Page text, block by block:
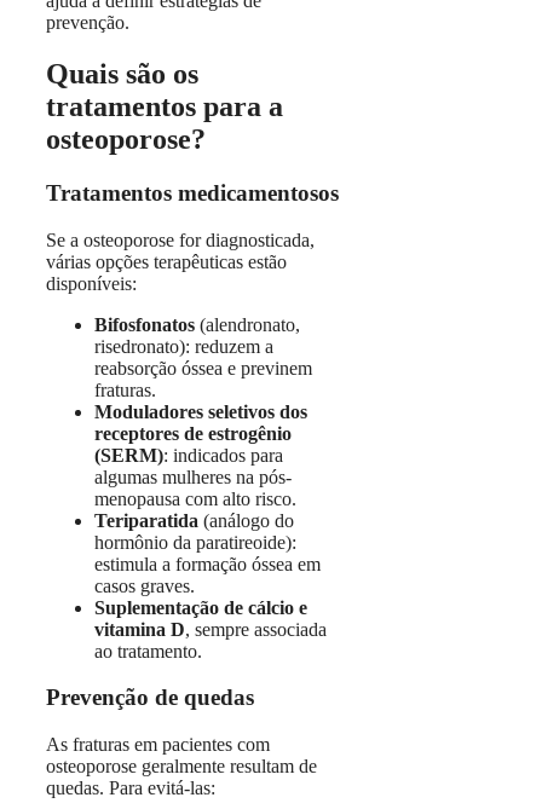
prevenção.
Quais são os
tratamentos para a
osteoporose?
Tratamentos medicamentosos
Se a osteoporose for diagnosticada,
várias opções terapêuticas estão
disponíveis:
Bifosfonatos (alendronato,
risedronato): reduzem a
reabsorção óssea e previnem
fraturas.
Moduladores seletivos dos
receptores de estrogênio
(SERM): indicados para
algumas mulheres na pós-
menopausa com alto risco.
Teriparatida (análogo do
hormônio da paratireoide):
estimula a formação óssea em
casos graves.
Suplementação de cálcio e
vitamina D, sempre associada
ao tratamento.
Prevenção de quedas
As fraturas em pacientes com
osteoporose geralmente resultam de
quedas. Para evitá-las: